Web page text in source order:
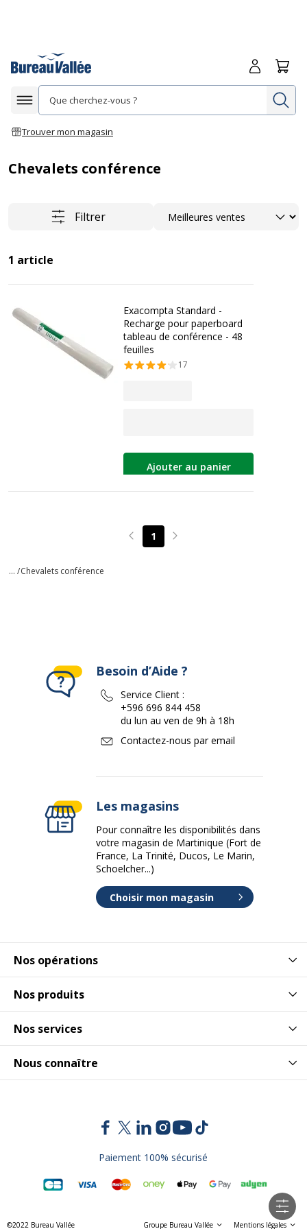
Afficher la navigation
Trouver mon magasin
Me
Chevalets conférence
Filtrer Trier
1 article
Exacompta Standard -
Recharge pour paperboard
tableau de conférence - 48
feuilles
17
Ajouter au panier
Page précédente
1 Page suivante
... /Chevalets conférence
Nos opérations
Nos produits
Nos services
Nous connaître
Besoin d’Aide ?
Service Client :
+596 696 844 458
du lun au ven de 9h à 18h
Contactez-nous par email
Les magasins
Pour connaître les disponibilités dans
votre magasin de Martinique (Fort de
France, La Trinité, Ducos, Le Marin,
Schoelcher...)
Choisir mon magasin
Paiement 100% sécurisé
©2022 Bureau Vallée Groupe Bureau Vallée Mentions légales